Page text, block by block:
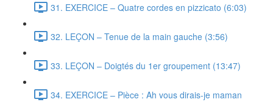
31. EXERCICE – Quatre cordes en pizzicato (6:03)
32. LEÇON – Tenue de la main gauche (3:56)
33. LEÇON – Doigtés du 1er groupement (13:47)
34. EXERCICE – Pièce : Ah vous dirais-je maman